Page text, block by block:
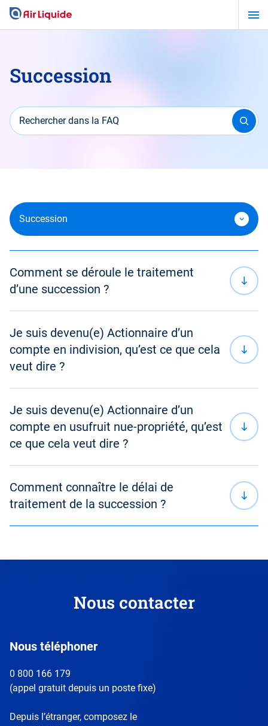
Aller
Succession
Rechercher dans la FAQ
Succession
Devenir Actionnaire d’Air Liquide
Mon compte-titres Air Liquide au quotidien
Passer un ordre de bourse
Mettre à jour mes coordonnées
Dividende
Prime de fidélité
Assemblée Générale
Comment se déroule le traitement
d’une succession ?
Je suis devenu(e) Actionnaire d’un
compte en indivision, qu’est ce que cela
veut dire ?
Je suis devenu(e) Actionnaire d’un
compte en usufruit nue-propriété, qu’est
ce que cela veut dire ?
Comment connaître le délai de
traitement de la succession ?
Nous contacter
Nous téléphoner
0 800 166 179
(appel gratuit depuis un poste fixe)
Depuis l’étranger, composez le